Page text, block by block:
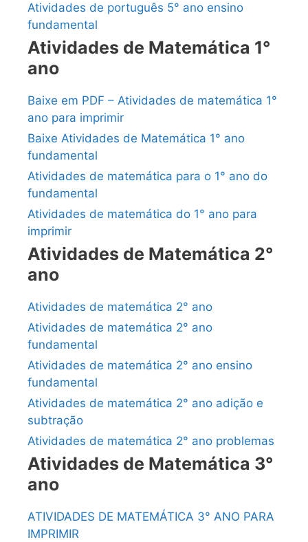
Atividades de português 5° ano ensino
fundamental
Atividades de Matemática 1°
ano
Baixe em PDF – Atividades de matemática 1°
ano para imprimir
Baixe Atividades de Matemática 1° ano
fundamental
Atividades de matemática para o 1° ano do
fundamental
Atividades de matemática do 1° ano para
imprimir
Atividades de Matemática 2°
ano
Atividades de matemática 2° ano
Atividades de matemática 2° ano
fundamental
Atividades de matemática 2° ano ensino
fundamental
Atividades de matemática 2° ano adição e
subtração
Atividades de matemática 2° ano problemas
Atividades de Matemática 3°
ano
ATIVIDADES DE MATEMÁTICA 3° ANO PARA
IMPRIMIR